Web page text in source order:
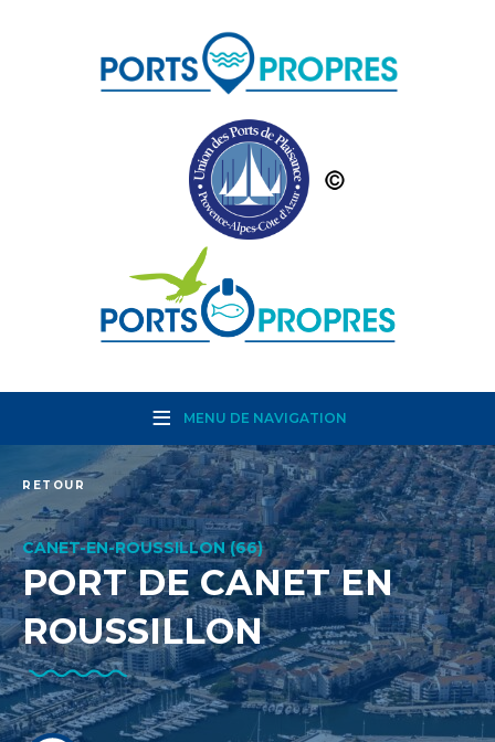
MENU DE NAVIGATION
RETOUR
CANET-EN-ROUSSILLON (66)
PORT DE CANET EN
ROUSSILLON